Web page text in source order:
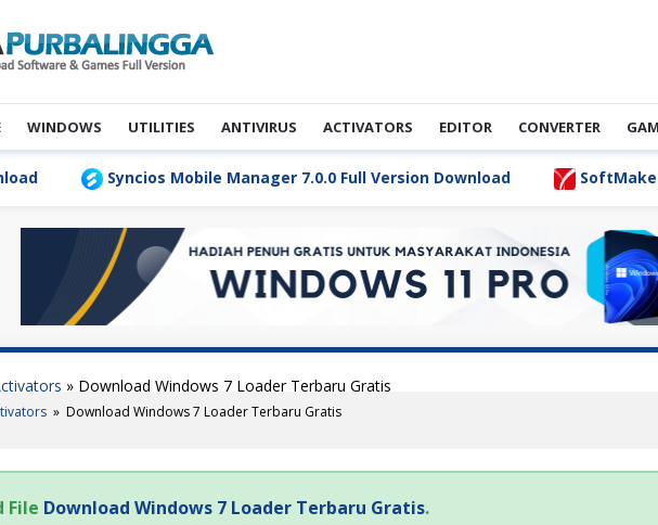
WINDOWS UTILITIES ANTIVIRUS ACTIVATORS EDITOR CONVERTER
Syncios Mobile Manager 7.0.0 Full Version Download SoftMaker
» Download Windows 7 Loader Terbaru Gratis
» Download Windows 7 Loader Terbaru Gratis
File Download Windows 7 Loader Terbaru Gratis.